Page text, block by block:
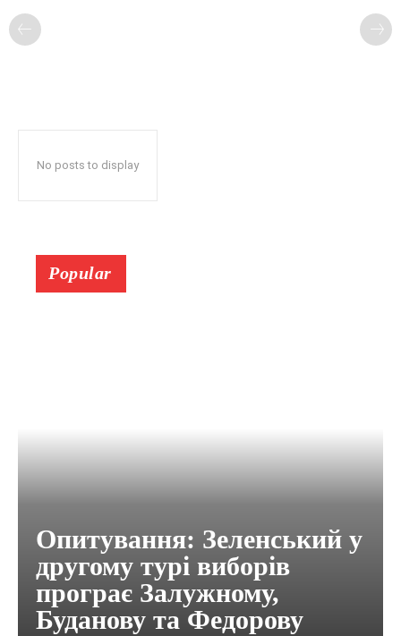
No posts to display
Popular
Опитування: Зеленський у
другому турі виборів
програє Залужному,
Буданову та Федорову